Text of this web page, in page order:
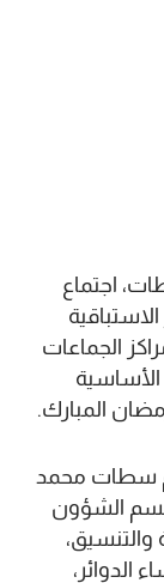
اجتماع
الجماعات
الأساسية
المبارك.
سطات محمد
قسم الشؤون
الدوائر،